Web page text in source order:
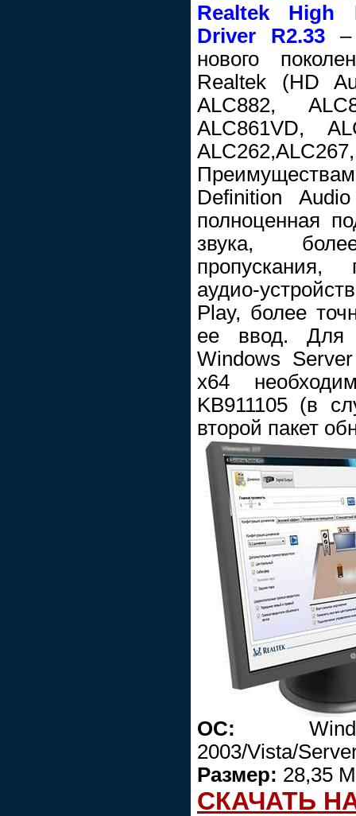
Realtek High
Driver R2.33 –
нового
Realtek (HD
ALC882,
ALC861VD,
Definition
полноценная
звука,
пропускания,
аудио-
Play, более
ее ввод. Для
Windows
x64
KB911105 (в
второй пакет
ОС:
2003/Vista/
Размер: 28,35
СКАЧАТЬ